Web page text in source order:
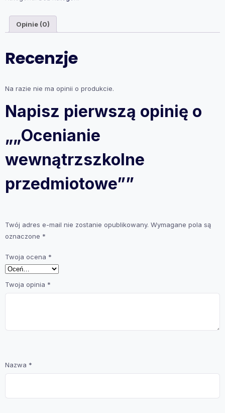
Opinie (0)
Recenzje
Na razie nie ma opinii o produkcie.
Napisz pierwszą opinię o
„„Ocenianie
wewnątrzszkolne
przedmiotowe””
Twój adres e-mail nie zostanie opublikowany. Wymagane pola są
oznaczone *
Twoja ocena *
Twoja opinia *
Nazwa *